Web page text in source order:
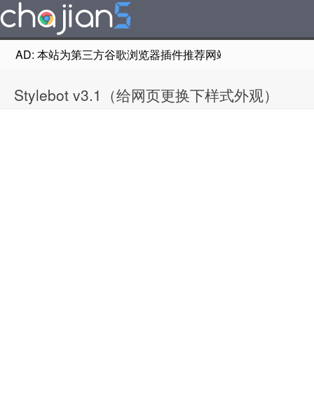
AD: 本站为第三方谷歌浏览器插件推荐网站，非Google
Stylebot v3.1（给网页更换下样式外观）